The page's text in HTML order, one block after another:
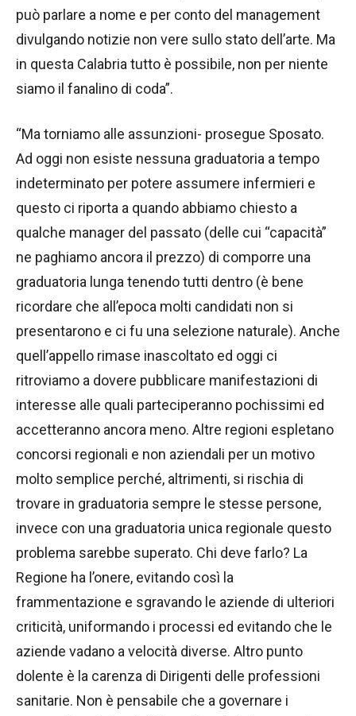
può parlare a nome e per conto del management
divulgando notizie non vere sullo stato dell’arte. Ma
in questa Calabria tutto è possibile, non per niente
siamo il fanalino di coda”.
“Ma torniamo alle assunzioni- prosegue Sposato.
Ad oggi non esiste nessuna graduatoria a tempo
indeterminato per potere assumere infermieri e
questo ci riporta a quando abbiamo chiesto a
qualche manager del passato (delle cui “capacità”
ne paghiamo ancora il prezzo) di comporre una
graduatoria lunga tenendo tutti dentro (è bene
ricordare che all’epoca molti candidati non si
presentarono e ci fu una selezione naturale). Anche
quell’appello rimase inascoltato ed oggi ci
ritroviamo a dovere pubblicare manifestazioni di
interesse alle quali parteciperanno pochissimi ed
accetteranno ancora meno. Altre regioni espletano
concorsi regionali e non aziendali per un motivo
molto semplice perché, altrimenti, si rischia di
trovare in graduatoria sempre le stesse persone,
invece con una graduatoria unica regionale questo
problema sarebbe superato. Chi deve farlo? La
Regione ha l’onere, evitando così la
frammentazione e sgravando le aziende di ulteriori
criticità, uniformando i processi ed evitando che le
aziende vadano a velocità diverse. Altro punto
dolente è la carenza di Dirigenti delle professioni
sanitarie. Non è pensabile che a governare i